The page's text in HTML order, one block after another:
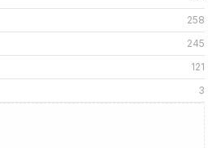
258
245
121
3